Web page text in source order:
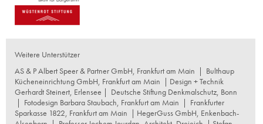
Weitere Unterstützer
AS & P Albert Speer & Partner GmbH, Frankfurt am Main | Bulthaup
Kücheneinrichtung GmbH, Frankfurt am Main | Design + Technik
Gerhardt Steinert, Erlensee | Deutsche Stiftung Denkmalschutz, Bonn
| Fotodesign Barbara Staubach, Frankfurt am Main | Frankfurter
Sparkasse 1822, Frankfurt am Main | HegerGuss GmbH, Enkenbach-